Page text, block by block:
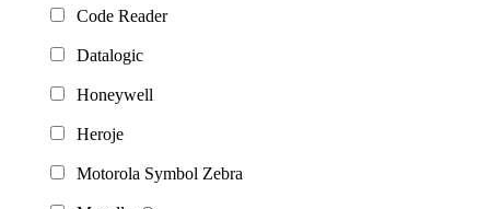
Code Reader
Datalogic
Honeywell
Heroje
Motorola Symbol Zebra